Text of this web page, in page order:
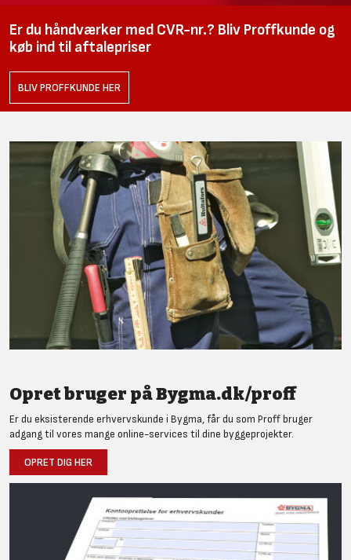
Er du håndværker med CVR-nr.? Bliv Proffkunde og
køb ind til aftalepriser
BLIV PROFFKUNDE HER
Opret bruger på Bygma.dk/proff
Er du eksisterende erhvervskunde i Bygma, får du som Proff bruger
adgang til vores mange online-services til dine byggeprojekter.
OPRET DIG HER